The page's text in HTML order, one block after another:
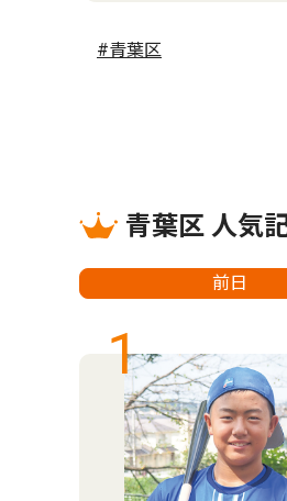
#青葉区
青葉区 人気
前日
1